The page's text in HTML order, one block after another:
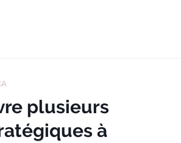
plusieurs
à